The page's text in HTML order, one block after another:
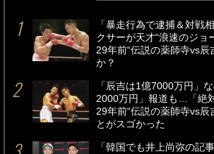
「暴走行為で逮捕＆対戦
クサーが天才“浪速のジョ
29年前“伝説の薬師寺vs辰
か？
「辰吉は1億7000万円」
2000万円」報道も…「絶
29年前“伝説の薬師寺vs辰
とがスゴかった
「韓国でも井上尚弥の記